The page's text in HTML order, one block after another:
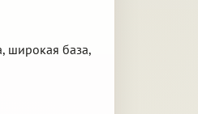
широкая база,